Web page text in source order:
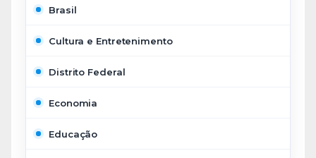
Brasil
Cultura e Entretenimento
Distrito Federal
Economia
Educação